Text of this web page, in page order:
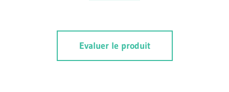
Evaluer le produit